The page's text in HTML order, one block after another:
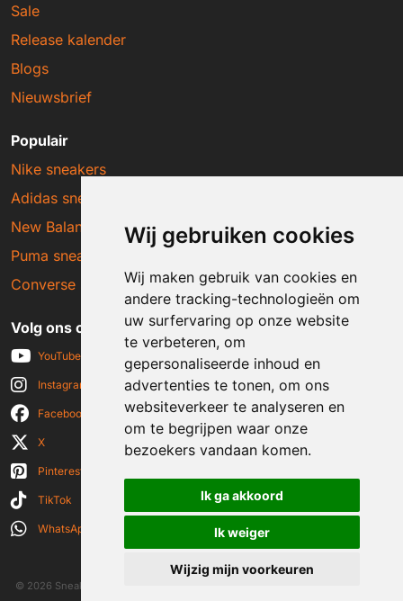
Wij gebruiken cookies
Wij maken gebruik van cookies en
andere tracking-technologieën om
uw surfervaring op onze website
te verbeteren, om
gepersonaliseerde inhoud en
advertenties te tonen, om ons
websiteverkeer te analyseren en
om te begrijpen waar onze
bezoekers vandaan komen.
Ik ga akkoord
Ik weiger
Wijzig mijn voorkeuren
Sale
Release kalender
Blogs
Nieuwsbrief
Populair
Nike sneakers
Adidas sneakers
New Balance sneakers
Puma sneakers
Converse sneakers
Volg ons op social media
YouTube
Instagram
Facebook
X
Pinterest
TikTok
WhatsApp
© 2026 Sneakerplaats.nl